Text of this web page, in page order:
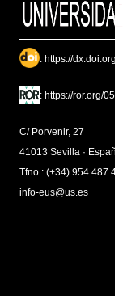
: https://dx.doi.org/
: https://ror.org/
C/ Porvenir, 27
41013 Sevilla · España
Tfno.: (+34) 954 487
info-eus@us.es